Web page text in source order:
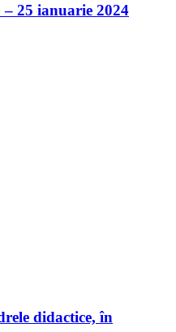
25 ianuarie 2024
didactice, în